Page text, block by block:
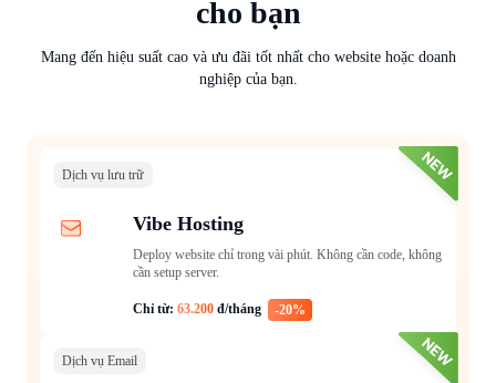
cho bạn
Mang đến hiệu suất cao và ưu đãi tốt nhất cho website hoặc doanh
nghiệp của bạn.
Dịch vụ lưu trữ
Vibe Hosting
Deploy website chỉ trong vài phút. Không cần code, không
cần setup server.
Chỉ từ: 63.200 đ/tháng -20%
Dịch vụ Email